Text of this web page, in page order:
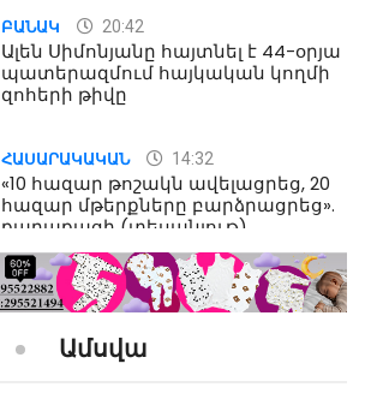
ԲԱՆԱԿ 20:42
Ալեն Սիմոնյանը հայտնել է 44-օրյա
պատերազմում հայկական կողմի
զոհերի թիվը
ՀԱՍԱՐԱԿԱԿԱՆ 14:32
«10 հազար թոշակն ավելացրեց, 20
հազար մթերքները բարձրացրեց».
քաղաքացի (տեսանյութ)
ՔԱՂԱՔԱԿԱՆ 10:52
«Լեզվիդ տալու փոխարեն
արտաբերիր այս երկու
նախադասությունը»․ Իշխան
Ամսվա